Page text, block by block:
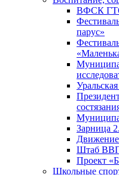
ВФСК
парус»
Зарница
Штаб
Проект
Школьные